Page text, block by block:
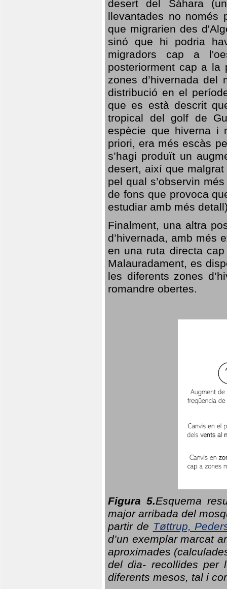
desert del Sàhara
llevantades no només
que migrarien des
sinó que hi podria
migradors cap a
posteriorment cap a la
zones d’hivernada
distribució en el
que es està descrit
tropical del golf de
espècie que hiverna i
priori, era més escàs
s’hagi produït un
desert, així que
pel qual s’observin
de fons que provoca
estudiar amb més
Finalment, una altra
d’hivernada, amb més
en una ruta directa
Malauradament, es
les diferents zones
romandre obertes.
Figura 5.Esquema
major arribada del
partir de Tøttrup,
d’un exemplar marcat
aproximades
del dia- recollides per
diferents mesos, tal i